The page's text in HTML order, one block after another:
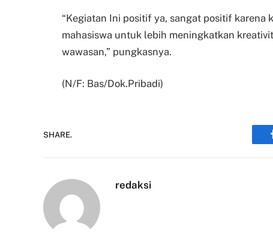
“Kegiatan Ini positif ya, sangat positif karena
mahasiswa untuk lebih meningkatkan
wawasan,” pungkasnya.
(N/F: Bas/Dok.Pribadi)
SHARE.
redaksi